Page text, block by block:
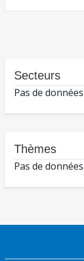
Secteurs
Pas de
Thèmes
Pas de